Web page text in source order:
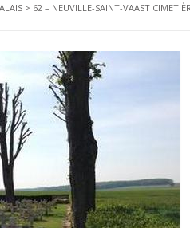
> 62 – NEUVILLE-SAINT-VAAST